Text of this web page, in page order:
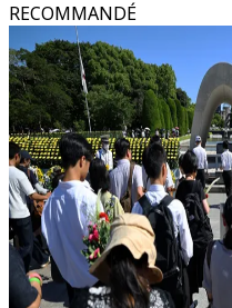
RECOMMANDÉ